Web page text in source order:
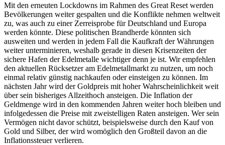
Mit den erneuten Lockdowns im Rahmen des Great Reset werden
Bevölkerungen weiter gespalten und die Konflikte nehmen weltweit
zu, was auch zu einer Zerreisprobe für Deutschland und Europa
werden könnte. Diese politischen Brandherde könnten sich
ausweiten und werden in jedem Fall die Kaufkraft der Währungen
weiter unterminieren, weshalb gerade in diesen Krisenzeiten der
sichere Hafen der Edelmetalle wichtiger denn je ist. Wir empfehlen
den aktuellen Rücksetzer am Edelmetallmarkt zu nutzen, um noch
einmal relativ günstig nachkaufen oder einsteigen zu können. Im
nächsten Jahr wird der Goldpreis mit hoher Wahrscheinlichkeit weit
über sein bisheriges Allzeithoch ansteigen. Die Inflation der
Geldmenge wird in den kommenden Jahren weiter hoch bleiben und
infolgedessen die Preise mit zweistelligen Raten ansteigen. Wer sein
Vermögen nicht davor schützt, beispielsweise durch den Kauf von
Gold und Silber, der wird womöglich den Großteil davon an die
Inflationssteuer verlieren.